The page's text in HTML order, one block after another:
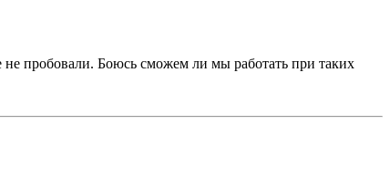
не пробовали. Боюсь сможем ли мы работать при таких